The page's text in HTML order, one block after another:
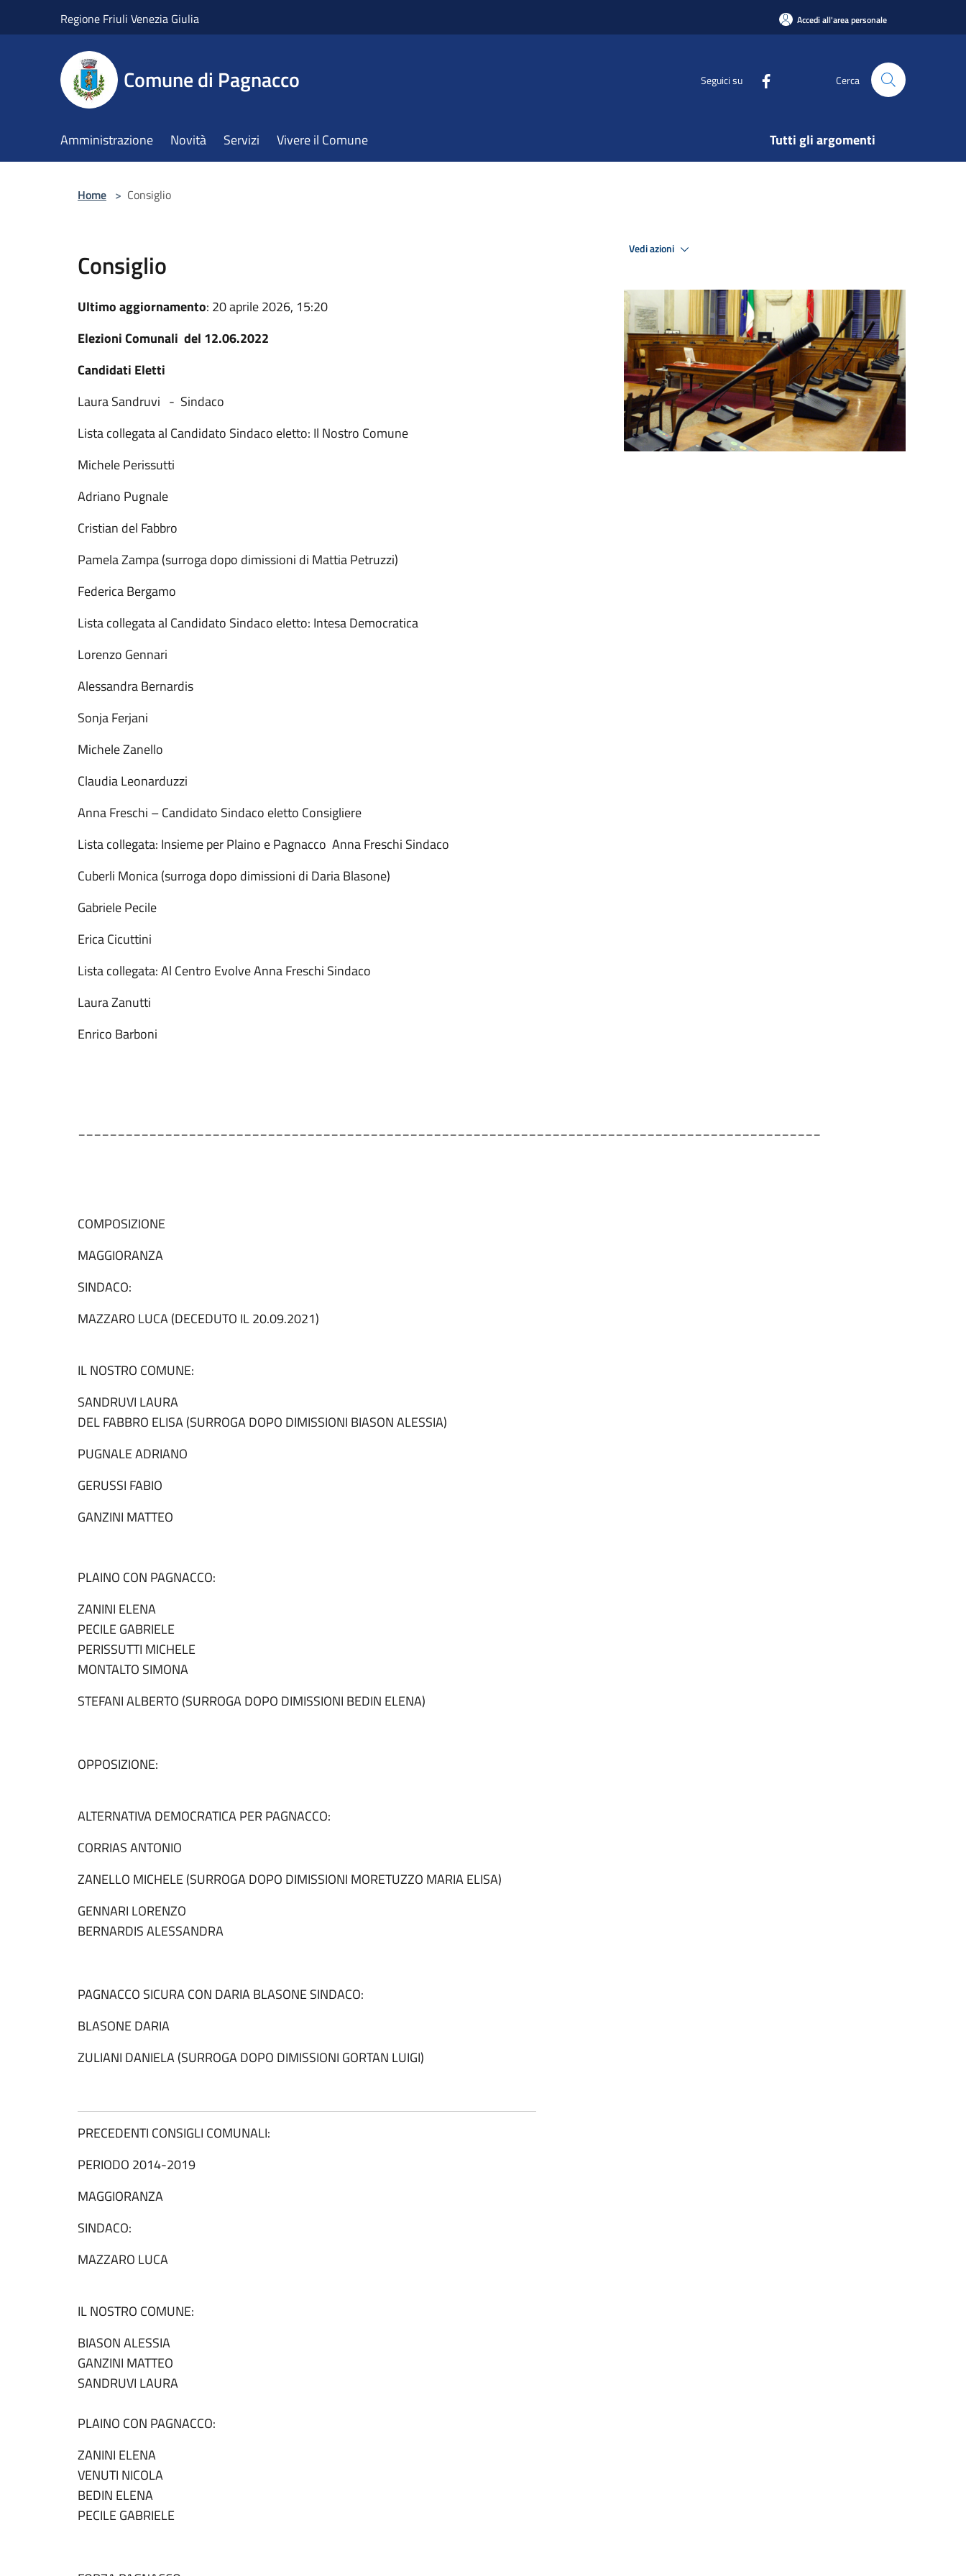
Regione Friuli Venezia Giulia Accedi all'area personale
Comune di Pagnacco Seguici su Cerca
Amministrazione Novità Servizi Vivere il Comune Tutti gli argomenti
Home > Consiglio
Consiglio
Ultimo aggiornamento: 20 aprile 2026, 15:20
Elezioni Comunali del 12.06.2022
Candidati Eletti
Laura Sandruvi - Sindaco
Lista collegata al Candidato Sindaco eletto: Il Nostro Comune
Michele Perissutti
Adriano Pugnale
Cristian del Fabbro
Pamela Zampa (surroga dopo dimissioni di Mattia Petruzzi)
Federica Bergamo
Lista collegata al Candidato Sindaco eletto: Intesa Democratica
Lorenzo Gennari
Alessandra Bernardis
Sonja Ferjani
Michele Zanello
Claudia Leonarduzzi
Anna Freschi – Candidato Sindaco eletto Consigliere
Lista collegata: Insieme per Plaino e Pagnacco Anna Freschi Sindaco
Cuberli Monica (surroga dopo dimissioni di Daria Blasone)
Gabriele Pecile
Erica Cicuttini
Lista collegata: Al Centro Evolve Anna Freschi Sindaco
Laura Zanutti
Enrico Barboni
COMPOSIZIONE
MAGGIORANZA
SINDACO:
MAZZARO LUCA (DECEDUTO IL 20.09.2021)
IL NOSTRO COMUNE:
SANDRUVI LAURA
DEL FABBRO ELISA (SURROGA DOPO DIMISSIONI BIASON ALESSIA)
PUGNALE ADRIANO
GERUSSI FABIO
GANZINI MATTEO
PLAINO CON PAGNACCO:
ZANINI ELENA
PECILE GABRIELE
PERISSUTTI MICHELE
MONTALTO SIMONA
STEFANI ALBERTO (SURROGA DOPO DIMISSIONI BEDIN ELENA)
OPPOSIZIONE:
ALTERNATIVA DEMOCRATICA PER PAGNACCO:
CORRIAS ANTONIO
ZANELLO MICHELE (SURROGA DOPO DIMISSIONI MORETUZZO MARIA ELISA)
GENNARI LORENZO
BERNARDIS ALESSANDRA
PAGNACCO SICURA CON DARIA BLASONE SINDACO:
BLASONE DARIA
ZULIANI DANIELA (SURROGA DOPO DIMISSIONI GORTAN LUIGI)
PRECEDENTI CONSIGLI COMUNALI:
PERIODO 2014-2019
MAGGIORANZA
SINDACO:
MAZZARO LUCA
IL NOSTRO COMUNE:
BIASON ALESSIA
GANZINI MATTEO
SANDRUVI LAURA
PLAINO CON PAGNACCO:
ZANINI ELENA
VENUTI NICOLA
BEDIN ELENA
PECILE GABRIELE
Vedi azioni